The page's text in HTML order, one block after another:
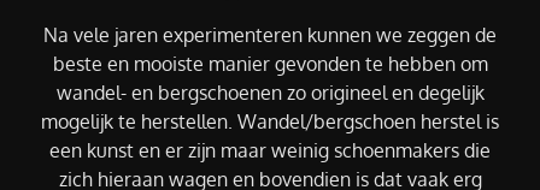
Na vele jaren experimenteren kunnen we zeggen de
beste en mooiste manier gevonden te hebben om
wandel- en bergschoenen zo origineel en degelijk
mogelijk te herstellen. Wandel/bergschoen herstel is
een kunst en er zijn maar weinig schoenmakers die
zich hieraan wagen en bovendien is dat vaak erg